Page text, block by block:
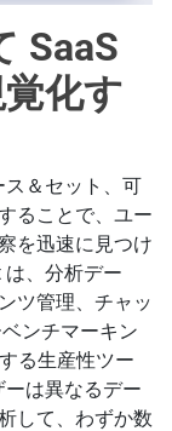
SaaS
化す
＆セット、可
ることで、ユー
を迅速に見つけ
、分析デー
ツ管理、チャッ
ンチマーキン
る生産性ツー
は異なるデー
して、わずか数